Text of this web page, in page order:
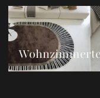
Wohnzimmerteppich